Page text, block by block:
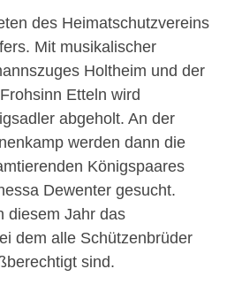
des Heimatschutzvereins
Mit musikalischer
Holtheim und der
Etteln wird
abgeholt. An der
werden dann die
Königspaares
Dewenter gesucht.
diesem Jahr das
dem alle Schützenbrüder
sind.